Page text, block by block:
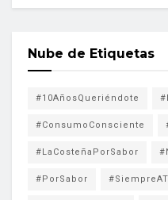
Nube de Etiquetas
#10AñosQueriéndote
#ConsumoConsciente
#LaCosteñaPorSabor
#PorSabor